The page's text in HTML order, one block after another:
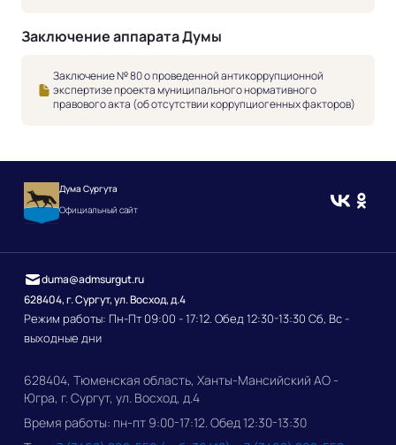
Заключение аппарата Думы
Заключение № 80 о проведенной антикоррупционной
экспертизе проекта муниципального нормативного
правового акта (об отсутствии коррупциогенных факторов)
Дума Сургута
Официальный сайт
628404, г. Сургут, ул. Восход, д.4
Режим работы: Пн-Пт 09:00 - 17:12. Обед 12:30-13:30 Сб, Вс -
выходные дни
duma@admsurgut.ru
628404, Тюменская область, Ханты-Мансийский АО -
Югра, г. Сургут, ул. Восход, д.4
Время работы: пн-пт 9:00-17:12. Обед 12:30-13:30